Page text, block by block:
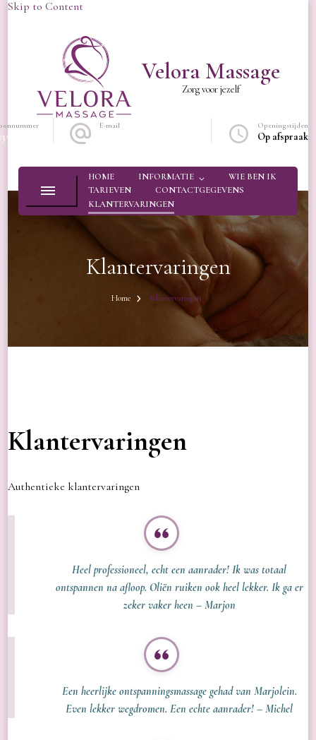
Skip to Content
Velora Massage
Zorg voor jezelf
E-mail Openingstijden
Op afspraak
HOME INFORMATIE
WIE BEN IK
TARIEVEN
CONTACTGEGEVENS
KLANTERVARINGEN
Klantervaringen
Home Klantervaringen
Klantervaringen
Authentieke klantervaringen
Heel professioneel, echt een aanrader! Ik was totaal
ontspannen na afloop. Oliën ruiken ook heel lekker. Ik ga er
zeker vaker heen – Marjon
Een heerlijke ontspanningsmassage gehad van Marjolein.
Even lekker wegdromen. Een echte aanrader! – Michel